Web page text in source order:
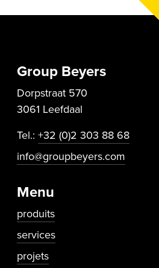
Group Beyers
Dorpstraat 570
3061 Leefdaal
Tel.: +32 (0)2 303 88 68
info@groupbeyers.com
Menu
produits
services
projets